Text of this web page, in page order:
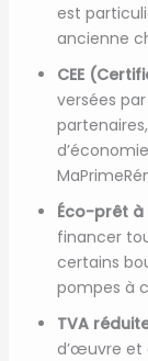
est
ancienne
CEE
versées
Éco-prêt à
financer
certains
pompes à
TVA
d’œuvre et